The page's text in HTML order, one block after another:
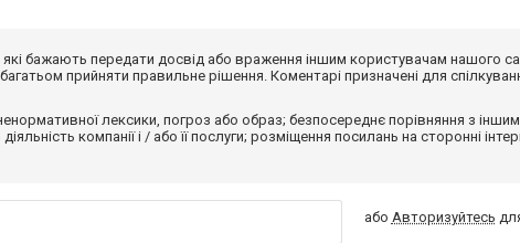
які бажають передати досвід або враження іншим користувачам нашого
прийняти правильне рішення. Коментарі призначені для
лексики, погроз або образ; безпосереднє порівняння з
компанії і / або її послуги; розміщення посилань на сторонні
або Авторизуйтесь